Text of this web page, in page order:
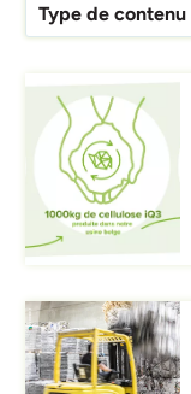
Type de contenu